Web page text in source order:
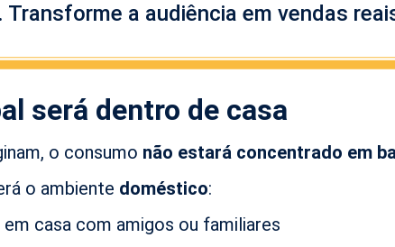
Transforme a audiência em vendas
será dentro de casa
o consumo não estará concentrado em
o ambiente doméstico:
casa com amigos ou familiares